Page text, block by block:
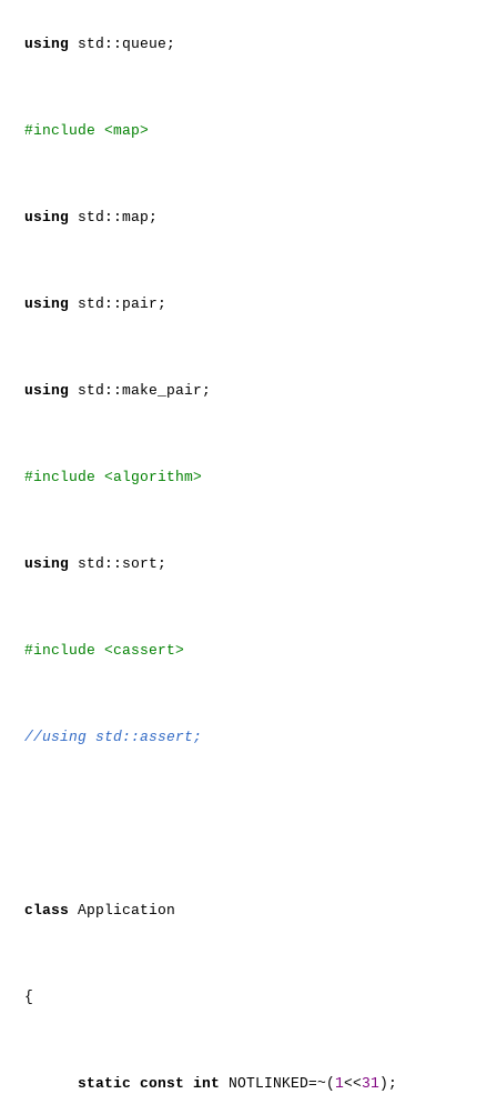
using std::queue;
#include <map>
using std::map;
using std::pair;
using std::make_pair;
#include <algorithm>
using std::sort;
#include <cassert>
//using std::assert;
class Application
{
static const int NOTLINKED=~( 1<<31 );